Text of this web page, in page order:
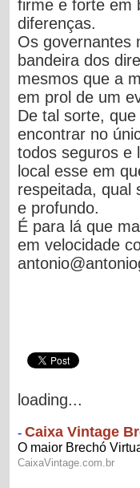
firme e forte em
diferenças.
Os governantes
bandeira dos
mesmos que a
em prol de um
De tal sorte,
encontrar no
todos seguros e
local esse em
respeitada, qual
e profundo.
É para lá que
em velocidade
loading...